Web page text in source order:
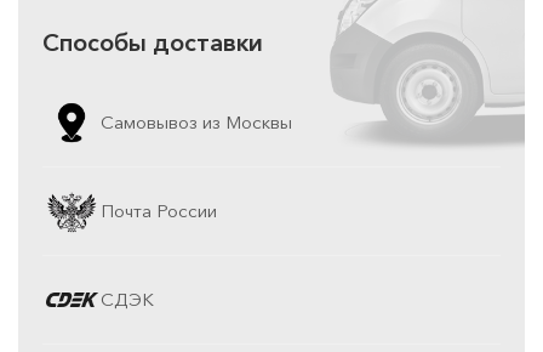
Способы доставки
Самовывоз из Москвы
Почта России
СДЭК